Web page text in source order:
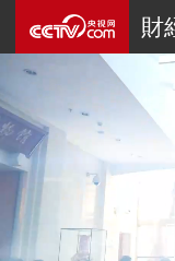
財